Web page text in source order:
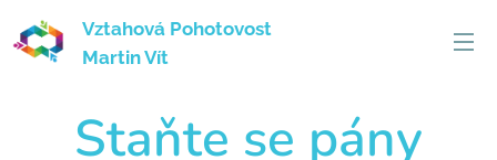
Vztahová Pohotovost
Martin Vít
Staňte se pány